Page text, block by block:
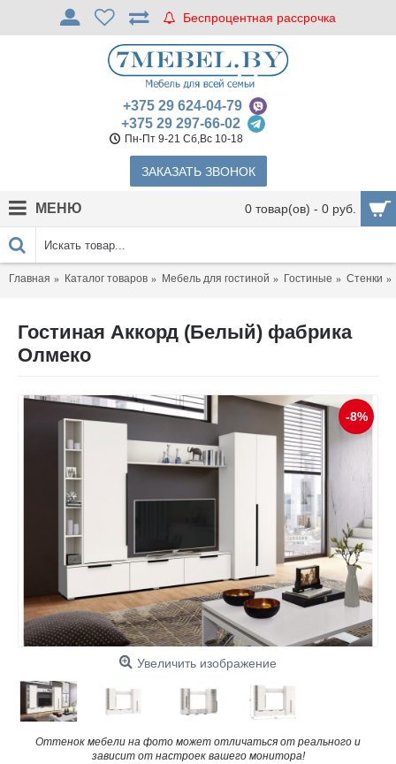
Беспроцентная рассрочка
+375 29 624-04-79
+375 29 297-66-02
Пн-Пт 9-21 Сб,Вс 10-18
ЗАКАЗАТЬ ЗВОНОК
0 товар(ов) - 0 руб.
МЕНЮ
Главная Каталог товаров Мебель для гостиной Гостиные Стенки
Гостиная Аккорд (Белый) фабрика
Олмеко
-8%
Увеличить изображение
Оттенок мебели на фото может отличаться от реального и
зависит от настроек вашего монитора!